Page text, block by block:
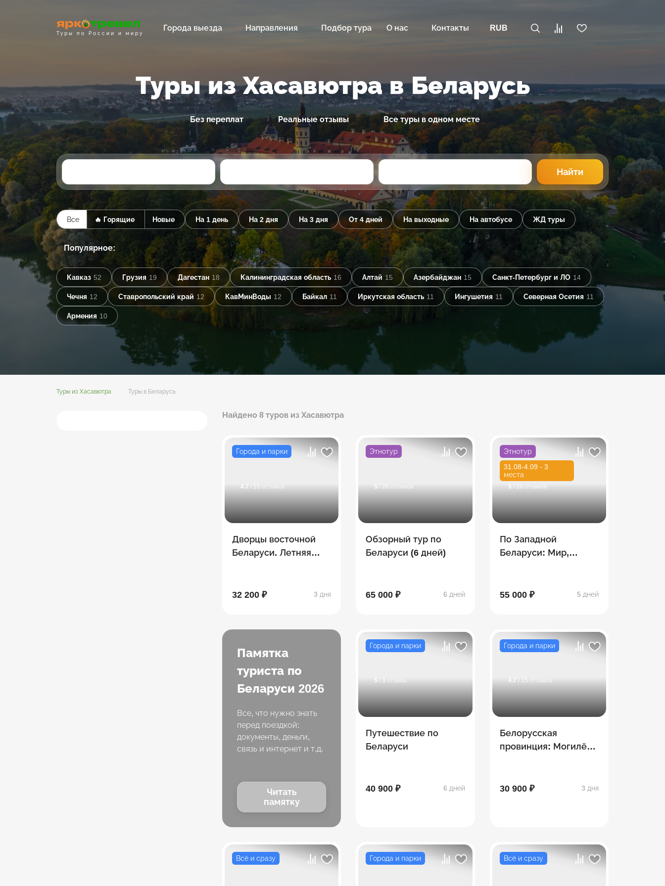
Туры по России и миру
Города выезда Направления Подбор тура О нас Контакты RUB
Туры из Хасавютра в Беларусь
Без переплат Реальные отзывы Все туры в одном месте
Найти
Все 🔥 Горящие Новые На 1 день На 2 дня На 3 дня От 4 дней На выходные На автобусе ЖД туры
Популярное:
Кавказ 52 Грузия 19 Дагестан 18 Калининградская область 16 Алтай 15 Азербайджан 15 Санкт-Петербург и ЛО 14
Чечня 12 Ставропольский край 12 КавМинВоды 12 Байкал 11 Иркутская область 11 Ингушетия 11 Северная Осетия 11
Армения 10
Туры из Хасавютра Туры в Беларусь
Найдено 8 туров из Хасавютра
Города и парки
4.7 / 15 отзывов
Дворцы восточной
Беларуси. Летняя
Мстиславль - Кричев
32 200 ₽ 3 дня
Этнотур
5 / 26 отзывов
Обзорный тур по
Беларуси (6 дней)
65 000 ₽ 6 дней
Этнотур
31.08-4.09 - 3
места
5 / 26 отзывов
По Западной
Беларуси: Мир,
55 000 ₽
5 дней
Памятка
туриста по
Беларуси 2026
Все, что нужно знать
перед поездкой:
документы, деньги,
связь и интернет и т.д.
Читать
памятку
Города и парки
5 / 3 отзыва
Путешествие по
Беларуси
40 900 ₽ 6 дней
Города и парки
4.7 / 15 отзывов
Белорусская
провинция: Могилёв
30 900 ₽ 3 дня
Всё и сразу Города и парки Всё и сразу